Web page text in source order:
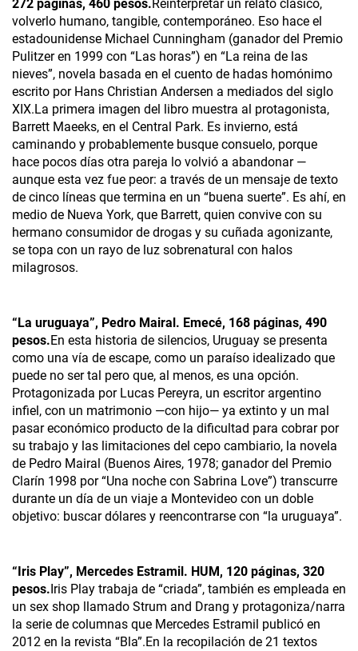
272 páginas, 460 pesos.Reinterpretar un relato clásico,
volverlo humano, tangible, contemporáneo. Eso hace el
estadounidense Michael Cunningham (ganador del Premio
Pulitzer en 1999 con “Las horas”) en “La reina de las
nieves”, novela basada en el cuento de hadas homónimo
escrito por Hans Christian Andersen a mediados del siglo
XIX.La primera imagen del libro muestra al protagonista,
Barrett Maeeks, en el Central Park. Es invierno, está
caminando y probablemente busque consuelo, porque
hace pocos días otra pareja lo volvió a abandonar —
aunque esta vez fue peor: a través de un mensaje de texto
de cinco líneas que termina en un “buena suerte”. Es ahí, en
medio de Nueva York, que Barrett, quien convive con su
hermano consumidor de drogas y su cuñada agonizante,
se topa con un rayo de luz sobrenatural con halos
milagrosos.
“La uruguaya”, Pedro Mairal. Emecé, 168 páginas, 490
pesos.En esta historia de silencios, Uruguay se presenta
como una vía de escape, como un paraíso idealizado que
puede no ser tal pero que, al menos, es una opción.
Protagonizada por Lucas Pereyra, un escritor argentino
infiel, con un matrimonio —con hijo— ya extinto y un mal
pasar económico producto de la dificultad para cobrar por
su trabajo y las limitaciones del cepo cambiario, la novela
de Pedro Mairal (Buenos Aires, 1978; ganador del Premio
Clarín 1998 por “Una noche con Sabrina Love”) transcurre
durante un día de un viaje a Montevideo con un doble
objetivo: buscar dólares y reencontrarse con “la uruguaya”.
“Iris Play”, Mercedes Estramil. HUM, 120 páginas, 320
pesos.Iris Play trabaja de “criada”, también es empleada en
un sex shop llamado Strum and Drang y protagoniza/narra
la serie de columnas que Mercedes Estramil publicó en
2012 en la revista “Bla”.En la recopilación de 21 textos